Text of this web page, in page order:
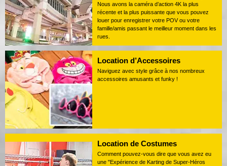
Nous avons la caméra d’action 4K la plus
récente et la plus puissante que vous pouvez
louer pour enregistrer votre POV ou votre
famille/amis passant le meilleur moment dans les
rues.
Location d’Accessoires
Naviguez avec style grâce à nos nombreux
accessoires amusants et funky !
Location de Costumes
Comment pouvez-vous dire que vous avez eu
une "Expérience de Karting de Super-Héros